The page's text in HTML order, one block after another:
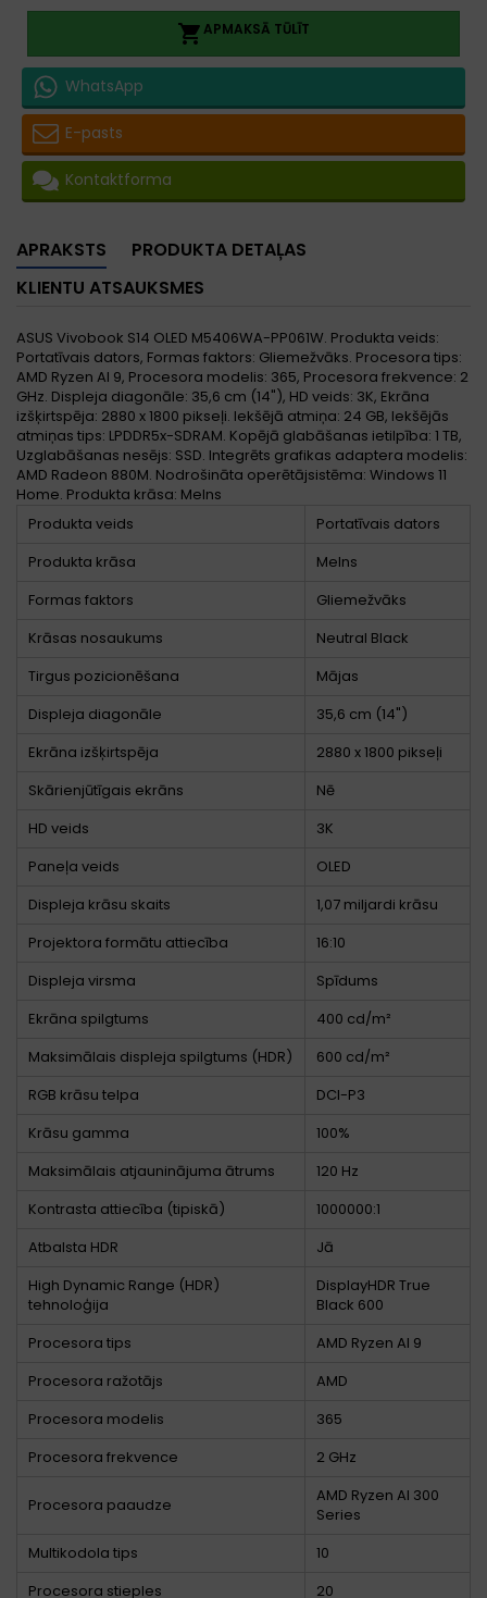
APMAKSĀ TŪLĪT
WhatsApp
E-pasts
Kontaktforma
APRAKSTS
PRODUKTA DETAĻAS
KLIENTU ATSAUKSMES
ASUS Vivobook S14 OLED M5406WA-PP061W. Produkta veids:
Portatīvais dators, Formas faktors: Gliemežvāks. Procesora tips:
AMD Ryzen AI 9, Procesora modelis: 365, Procesora frekvence: 2
GHz. Displeja diagonāle: 35,6 cm (14"), HD veids: 3K, Ekrāna
izšķirtspēja: 2880 x 1800 pikseļi. Iekšējā atmiņa: 24 GB, Iekšējās
atmiņas tips: LPDDR5x-SDRAM. Kopējā glabāšanas ietilpība: 1 TB,
Uzglabāšanas nesējs: SSD. Integrēts grafikas adaptera modelis:
AMD Radeon 880M. Nodrošināta operētājsistēma: Windows 11
Home. Produkta krāsa: Melns
Produkta veids
Portatīvais dators
Produkta krāsa
Melns
Formas faktors
Gliemežvāks
Krāsas nosaukums
Neutral Black
Tirgus pozicionēšana
Mājas
Displeja diagonāle
35,6 cm (14")
Ekrāna izšķirtspēja
2880 x 1800 pikseļi
Skārienjūtīgais ekrāns
Nē
HD veids
3K
Paneļa veids
OLED
Displeja krāsu skaits
1,07 miljardi krāsu
Projektora formātu attiecība
16:10
Displeja virsma
Spīdums
Ekrāna spilgtums
400 cd/m²
Maksimālais displeja spilgtums (HDR)
600 cd/m²
RGB krāsu telpa
DCI-P3
Krāsu gamma
100%
Maksimālais atjauninājuma ātrums
120 Hz
Kontrasta attiecība (tipiskā)
1000000:1
Atbalsta HDR
Jā
High Dynamic Range (HDR)
tehnoloģija
DisplayHDR True
Black 600
Procesora tips
AMD Ryzen AI 9
Procesora ražotājs
AMD
Procesora modelis
365
Procesora frekvence
2 GHz
Procesora paaudze
AMD Ryzen AI 300
Series
Multikodola tips
10
Procesora stieples
20